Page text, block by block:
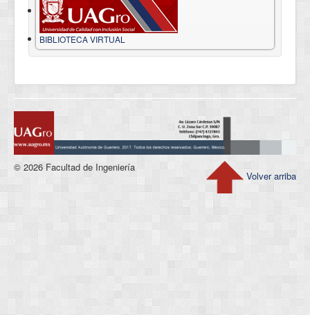
BIBLIOTECA VIRTUAL
Volver arriba
© 2026 Facultad de Ingeniería